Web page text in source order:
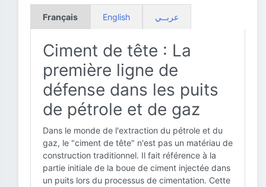
Français English عربــي
Ciment de tête : La
première ligne de
défense dans les puits
de pétrole et de gaz
Dans le monde de l'extraction du pétrole et du
gaz, le "ciment de tête" n'est pas un matériau de
construction traditionnel. Il fait référence à la
partie initiale de la boue de ciment injectée dans
un puits lors du processus de cimentation. Cette